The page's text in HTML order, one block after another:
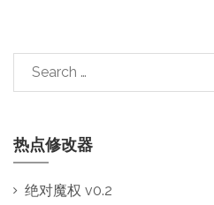
热点修改器
绝对魔权 v0.2